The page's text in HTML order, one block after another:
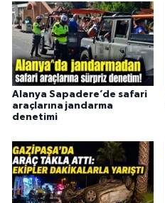
Alanya Sapadere’de safari
araçlarına jandarma
denetimi